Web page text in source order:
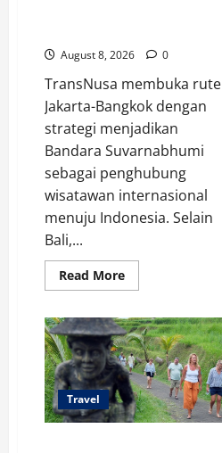
August 8, 2026 0
TransNusa membuka rute
Jakarta-Bangkok dengan
strategi menjadikan
Bandara Suvarnabhumi
sebagai penghubung
wisatawan internasional
menuju Indonesia. Selain
Bali,...
Read MoreRead
more
Jakarta-
Bangkok
Bidik
Wisman
ke
Indonesia
Travel